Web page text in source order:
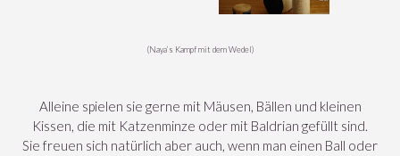
(Naya’s Kampf mit dem Wedel)
Alleine spielen sie gerne mit Mäusen, Bällen und kleinen
Kissen, die mit Katzenminze oder mit Baldrian gefüllt sind.
Sie freuen sich natürlich aber auch, wenn man einen Ball oder